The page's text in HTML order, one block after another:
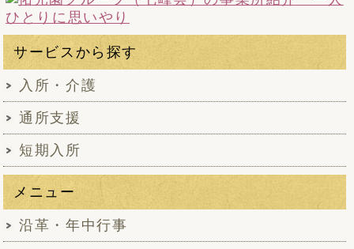
サービスから探す
入所・介護
通所支援
短期入所
メニュー
沿革・年中行事